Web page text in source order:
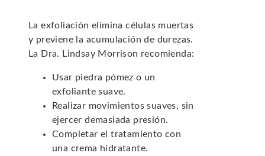
La exfoliación elimina células muertas
y previene la acumulación de durezas.
La Dra. Lindsay Morrison recomienda:
Usar piedra pómez o un
exfoliante suave.
Realizar movimientos suaves, sin
ejercer demasiada presión.
Completar el tratamiento con
una crema hidratante.